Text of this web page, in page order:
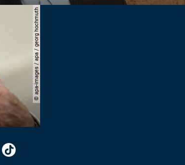
© apa-images / apa / georg hochmuth